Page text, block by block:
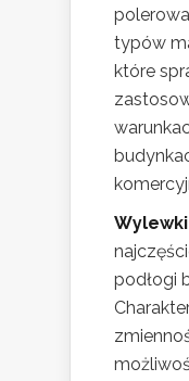
typów
które
podłogi